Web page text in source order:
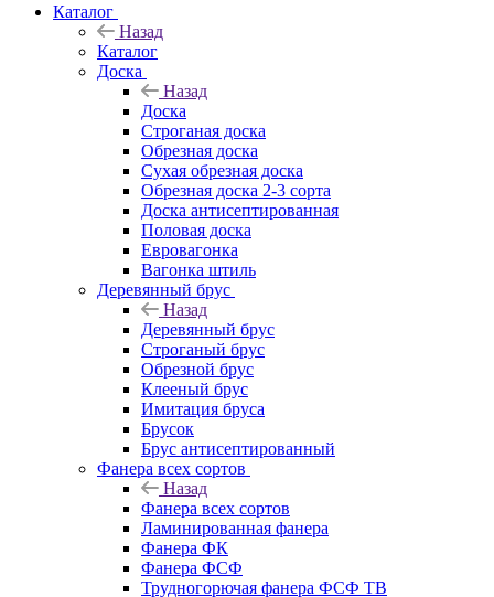
Каталог
Назад
Каталог
Доска
Назад
Доска
Строганая доска
Обрезная доска
Сухая обрезная доска
Обрезная доска 2-3 сорта
Доска антисептированная
Половая доска
Евровагонка
Вагонка штиль
Деревянный брус
Назад
Деревянный брус
Строганый брус
Обрезной брус
Клееный брус
Имитация бруса
Брусок
Брус антисептированный
Фанера всех сортов
Назад
Фанера всех сортов
Ламинированная фанера
Фанера ФК
Фанера ФСФ
Трудногорючая фанера ФСФ ТВ